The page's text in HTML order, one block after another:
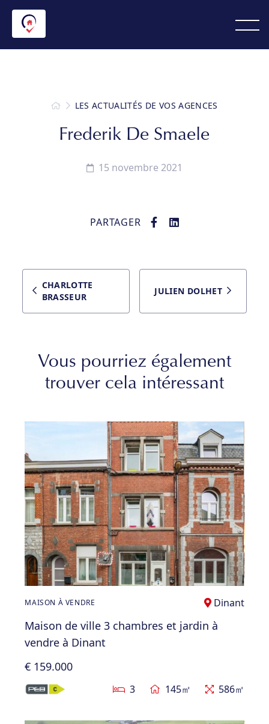
LES ACTUALITÉS DE VOS AGENCES
Frederik De Smaele
15 novembre 2021
PARTAGER
CHARLOTTE
BRASSEUR
JULIEN DOLHET
Vous pourriez également
trouver cela intéressant
MAISON À VENDRE Dinant
Maison de ville 3 chambres et jardin à
vendre à Dinant
€ 159.000
3 145㎡ 586㎡